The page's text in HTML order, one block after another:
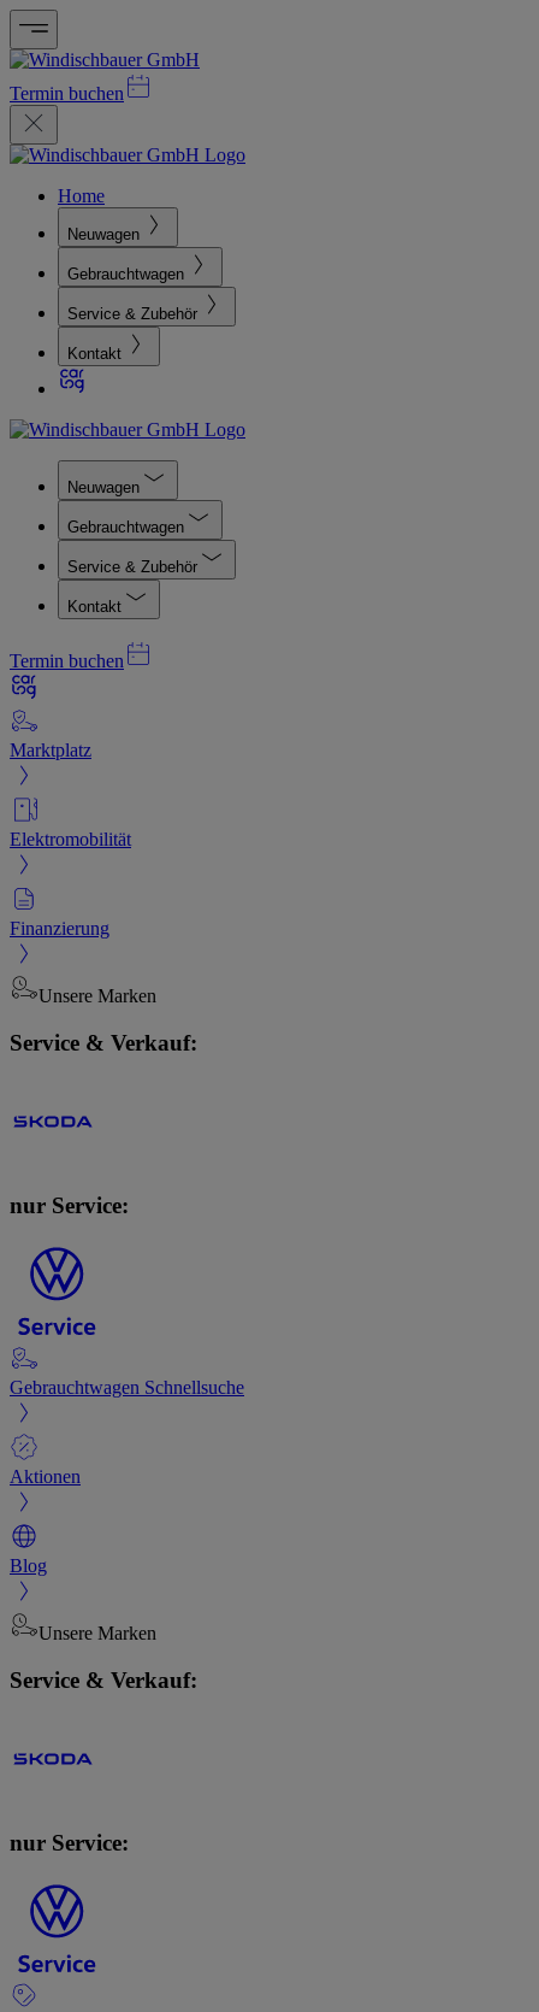
Termin buchen
Home
Neuwagen
Gebrauchtwagen
Service & Zubehör
Kontakt
Neuwagen
Gebrauchtwagen
Service & Zubehör
Kontakt
Termin buchen
Marktplatz
Elektromobilität
Finanzierung
Unsere Marken
Service & Verkauf:
nur Service:
Gebrauchtwagen Schnellsuche
Aktionen
Blog
Unsere Marken
Service & Verkauf:
nur Service: